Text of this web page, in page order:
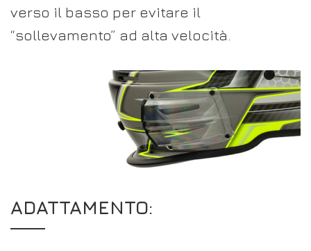
verso il basso per evitare il
“sollevamento” ad alta velocità.
ADATTAMENTO: